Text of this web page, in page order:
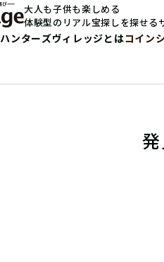
大人も子供も楽しめる
体験型のリアル宝探しを探せる
ハンターズヴィレッジとはコイン